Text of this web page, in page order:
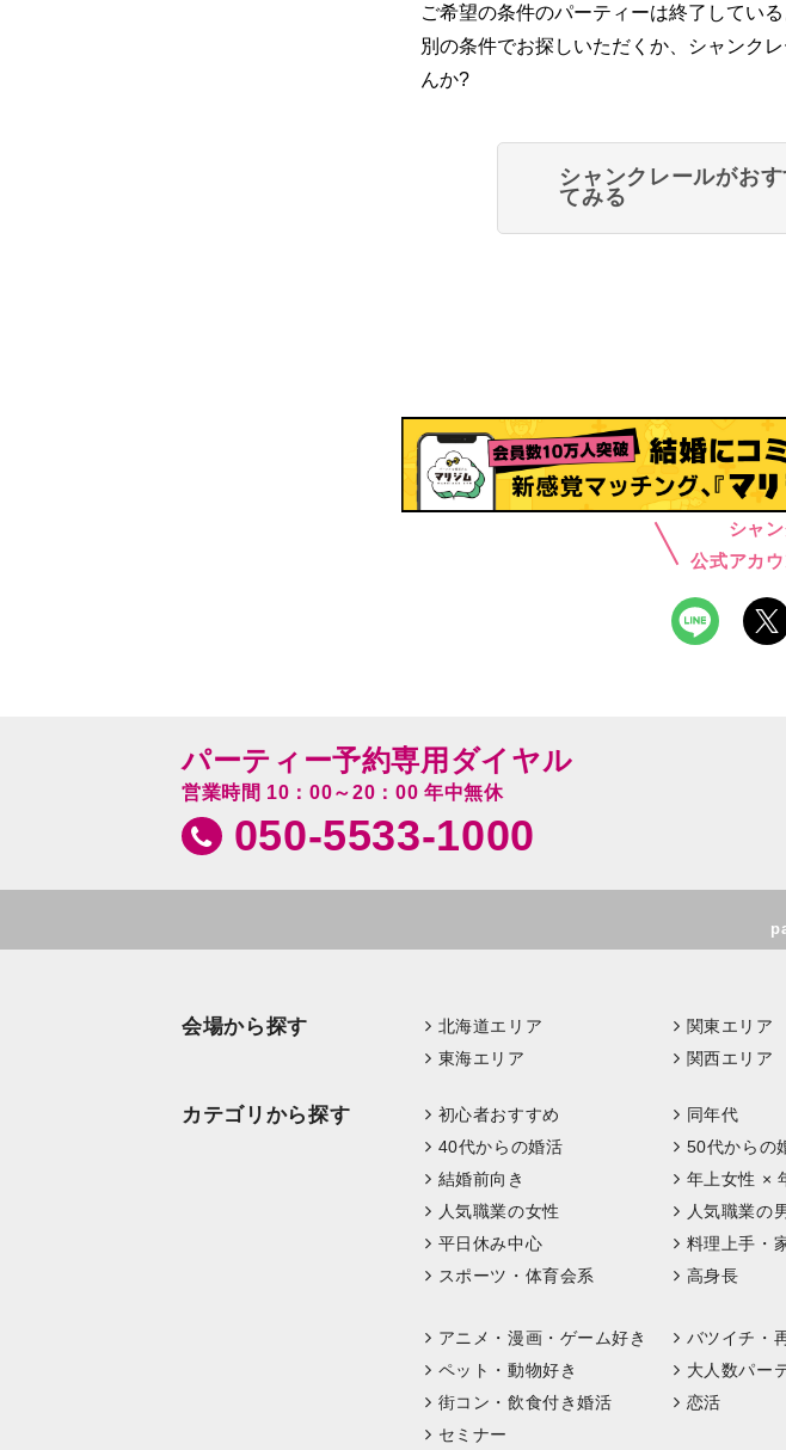
ご希望の条件のパーティーは終了している
別の条件でお探しいただくか、シャンク
んか?
シャンクレールがお
てみる
シャ
公式アカ
パーティー予約専用ダイヤル
営業時間 10：00～20：00 年中無休
050-5533-1000
会場から探す 北海道エリア 関東エリア
東海エリア
関西エリア
カテゴリから探す 初心者おすすめ 同年代
40代からの婚活
50代からの
結婚前向き
年上女性 ×
人気職業の女性
人気職業の
平日休み中心
料理上手・
スポーツ・体育会系
高身長
アニメ・漫画・ゲーム好き
バツイチ・
ペット・動物好き
大人数パー
街コン・飲食付き婚活
恋活
セミナー